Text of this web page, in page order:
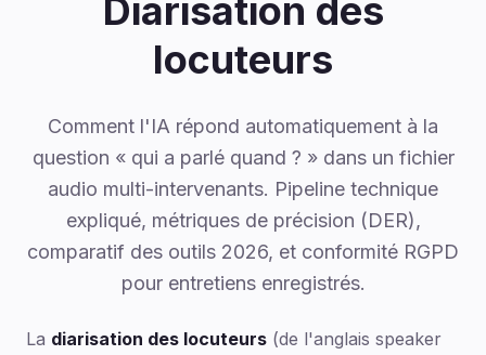
Diarisation des
locuteurs
Comment l'IA répond automatiquement à la
question « qui a parlé quand ? » dans un fichier
audio multi-intervenants. Pipeline technique
expliqué, métriques de précision (DER),
comparatif des outils 2026, et conformité RGPD
pour entretiens enregistrés.
La diarisation des locuteurs (de l'anglais speaker